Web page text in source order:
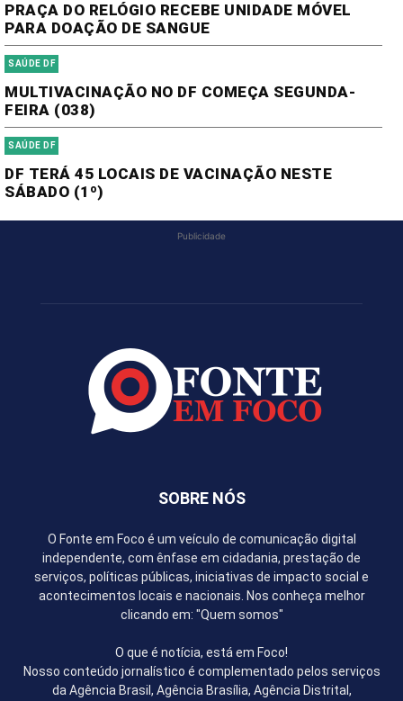
PRAÇA DO RELÓGIO RECEBE UNIDADE MÓVEL
PARA DOAÇÃO DE SANGUE
SAÚDE DF
MULTIVACINAÇÃO NO DF COMEÇA SEGUNDA-
FEIRA (038)
SAÚDE DF
DF TERÁ 45 LOCAIS DE VACINAÇÃO NESTE
SÁBADO (1º)
Publicidade
SOBRE NÓS
O Fonte em Foco é um veículo de comunicação digital
independente, com ênfase em cidadania, prestação de
serviços, políticas públicas, iniciativas de impacto social e
acontecimentos locais e nacionais. Nos conheça melhor
clicando em: "Quem somos"
O que é notícia, está em Foco!
Nosso conteúdo jornalístico é complementado pelos serviços
da Agência Brasil, Agência Brasília, Agência Distrital,